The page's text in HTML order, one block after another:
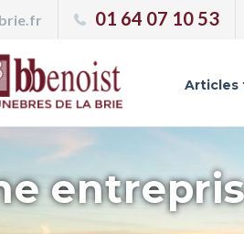
01 64 07 10 53
Articles